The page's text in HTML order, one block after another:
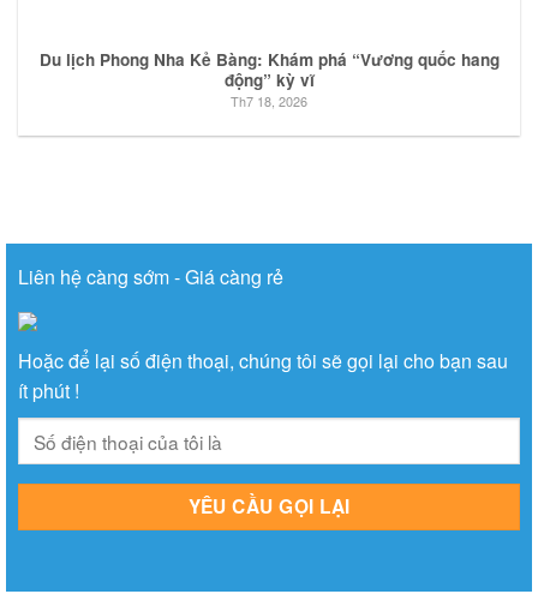
Du lịch Phong Nha Kẻ Bàng: Khám phá “Vương quốc hang
động” kỳ vĩ
Th7 18, 2026
Liên hệ càng sớm - Giá càng rẻ
Hoặc để lại số điện thoại, chúng tôi sẽ gọi lại cho bạn sau
ít phút !